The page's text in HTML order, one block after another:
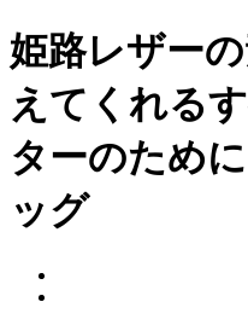
姫路レザー
えてくれる
ターのため
ッグ